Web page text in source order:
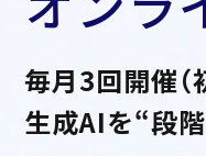
毎月3回開催（
生成AIを“段